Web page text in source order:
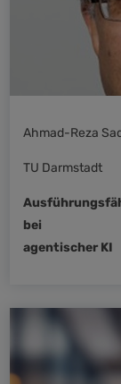
Ahmad-Reza
TU Darmstadt
bei
agentischer KI